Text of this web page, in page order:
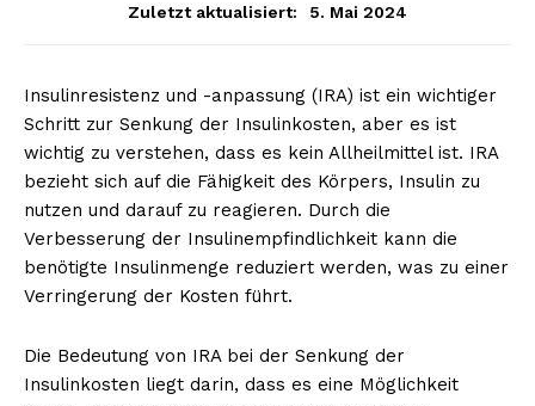
Zuletzt aktualisiert:
5. Mai 2024
Insulinresistenz und -anpassung (IRA) ist ein wichtiger
Schritt zur Senkung der Insulinkosten, aber es ist
wichtig zu verstehen, dass es kein Allheilmittel ist. IRA
bezieht sich auf die Fähigkeit des Körpers, Insulin zu
nutzen und darauf zu reagieren. Durch die
Verbesserung der Insulinempfindlichkeit kann die
benötigte Insulinmenge reduziert werden, was zu einer
Verringerung der Kosten führt.
Die Bedeutung von IRA bei der Senkung der
Insulinkosten liegt darin, dass es eine Möglichkeit